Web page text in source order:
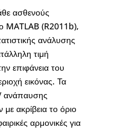
ασθενούς
MATLAB (R2011b),
ανάλυσης
τιμή
επιφάνεια του
εικόνας. Τα
ανάπαυσης
ακρίβεια το όριο
αρμονικές για